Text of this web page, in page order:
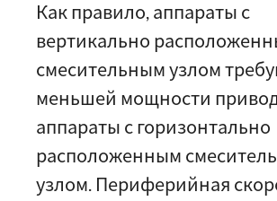
Как правило, аппараты с
вертикально
смесительным узлом
меньшей мощности
аппараты с горизонтально
расположенным
узлом. Периферийная